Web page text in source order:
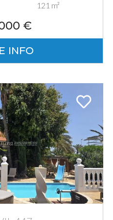
121 m²
€
INFO